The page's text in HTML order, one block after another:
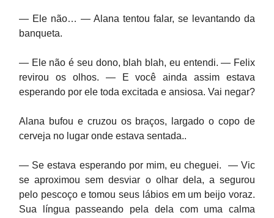
— Ele não… — Alana tentou falar, se levantando da
banqueta.
— Ele não é seu dono, blah blah, eu entendi. — Felix
revirou os olhos. — E você ainda assim estava
esperando por ele toda excitada e ansiosa. Vai negar?
Alana bufou e cruzou os braços, largado o copo de
cerveja no lugar onde estava sentada..
— Se estava esperando por mim, eu cheguei. — Vic
se aproximou sem desviar o olhar dela, a segurou
pelo pescoço e tomou seus lábios em um beijo voraz.
Sua língua passeando pela dela com uma calma